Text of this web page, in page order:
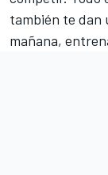
también te dan
mañana,